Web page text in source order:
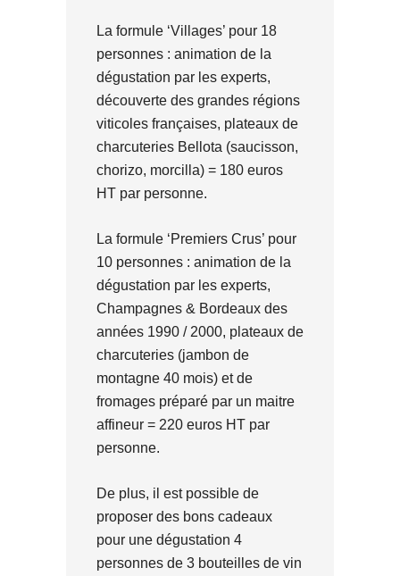
La formule ‘Villages’ pour 18
personnes : animation de la
dégustation par les experts,
découverte des grandes régions
viticoles françaises, plateaux de
charcuteries Bellota (saucisson,
chorizo, morcilla) = 180 euros
HT par personne.
La formule ‘Premiers Crus’ pour
10 personnes : animation de la
dégustation par les experts,
Champagnes & Bordeaux des
années 1990 / 2000, plateaux de
charcuteries (jambon de
montagne 40 mois) et de
fromages préparé par un maitre
affineur = 220 euros HT par
personne.
De plus, il est possible de
proposer des bons cadeaux
pour une dégustation 4
personnes de 3 bouteilles de vin